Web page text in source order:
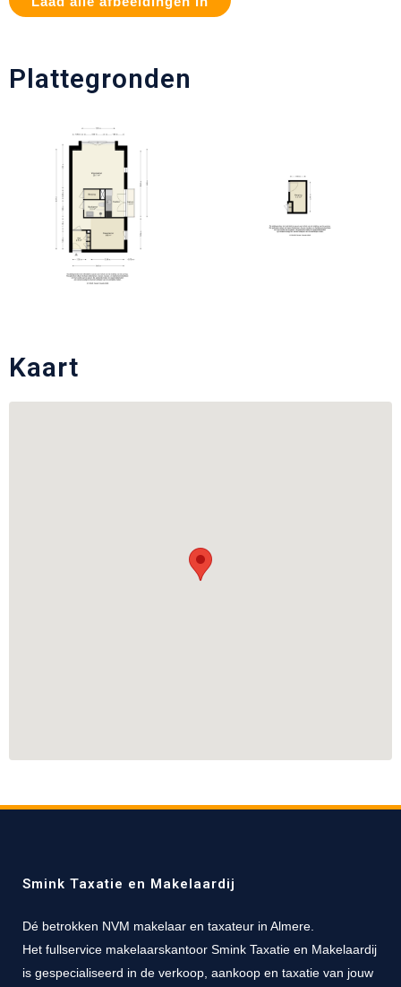
Plattegronden
Kaart
Smink Taxatie en Makelaardij
Dé betrokken NVM makelaar en taxateur in Almere.
Het fullservice makelaarskantoor Smink Taxatie en Makelaardij
is gespecialiseerd in de verkoop, aankoop en taxatie van jouw